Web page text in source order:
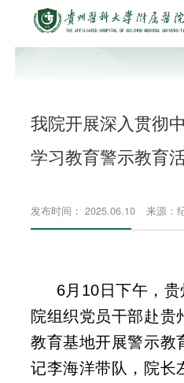
我院开展深入贯彻
学习教育警示教育
发布时间： 2025.06.10 来源：
6月10日下午，
院组织党员干部赴贵
教育基地开展警示教
记李海洋带队，院长